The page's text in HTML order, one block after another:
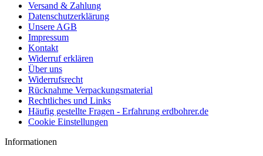
Versand & Zahlung
Datenschutzerklärung
Unsere AGB
Impressum
Kontakt
Widerruf erklären
Über uns
Widerrufsrecht
Rücknahme Verpackungsmaterial
Rechtliches und Links
Häufig gestellte Fragen - Erfahrung erdbohrer.de
Cookie Einstellungen
Informationen